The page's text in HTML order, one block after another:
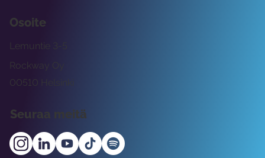
Osoite
Rockway Oy
Lemuntie 3-5
00510 Helsinki
Seuraa meitä